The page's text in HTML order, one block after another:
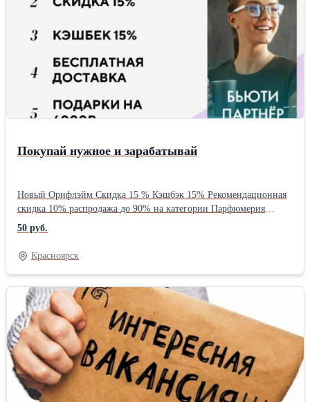
Покупай нужное и зарабатывай
Новый Орифлэйм Скидка 15 % Кэшбэк 15% Рекомендационная
скидка 10% распродажа до 90% на категории Парфюмерия
женская, мужская, Дезодоранты, Средства для личной гигиены.
Декоративная косметика Косметика для ухода По всем вопросам
и заказам обращайте WhatsApp +79284192248
50 руб.
Красноярск